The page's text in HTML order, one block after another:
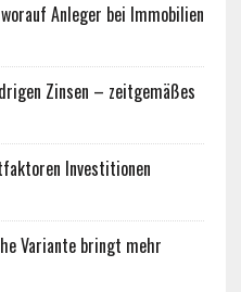
Anleger bei Immobilien
Zinsen – zeitgemäßes
Investitionen
Variante bringt mehr